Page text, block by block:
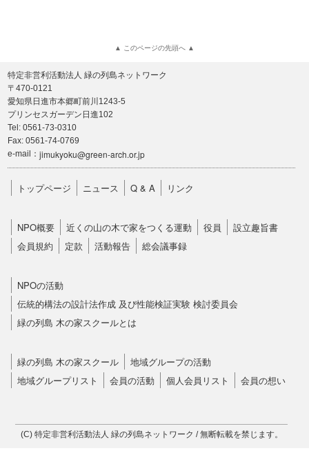
▲ このページの先頭へ ▲
特定非営利活動法人 緑の列島ネットワーク
〒470-0121
愛知県日進市本郷町前川1243-5
プリンセスガーデン日進102
Tel: 0561-73-0310
Fax: 0561-74-0769
e-mail： jimukyoku@green-arch.or.jp
トップページ ニュース Q & A リンク
NPO概要 近くの山の木で家をつくる運動 役員
設立趣旨書
会員規約
定款 活動報告 総会議事録
NPOの活動
伝統的構法の設計法作成 及び性能検証実験 検討委員会
緑の列島 木の家スクールとは
緑の列島 木の家スクール
地域グループの活動
地域グループリスト
会員の活動 個人会員リスト 会員の想い
(C) 特定非営利活動法人 緑の列島ネットワーク / 無断転載を禁じます。